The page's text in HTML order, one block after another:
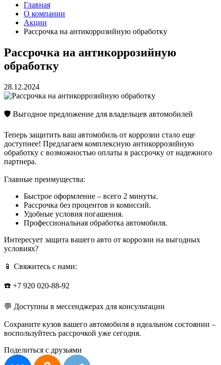
Главная
О компании
Акции
Рассрочка на антикоррозийную обработку
Рассрочка на антикоррозийную
обработку
28.12.2024
🛡️ Выгодное предложение для владельцев автомобилей
Теперь защитить ваш автомобиль от коррозии стало еще
доступнее! Предлагаем комплексную антикоррозийную
обработку с возможностью оплаты в рассрочку от надежного
партнера.
Главные преимущества:
Быстрое оформление – всего 2 минуты.
Рассрочка без процентов и комиссий.
Удобные условия погашения.
Профессиональная обработка автомобиля.
Интересует защита вашего авто от коррозии на выгодных
условиях?
📱 Свяжитесь с нами:
☎️ +7 920 020-88-92
💬 Доступны в мессенджерах для консультации
Сохраните кузов вашего автомобиля в идеальном состоянии –
воспользуйтесь рассрочкой уже сегодня.
Поделиться с друзьями